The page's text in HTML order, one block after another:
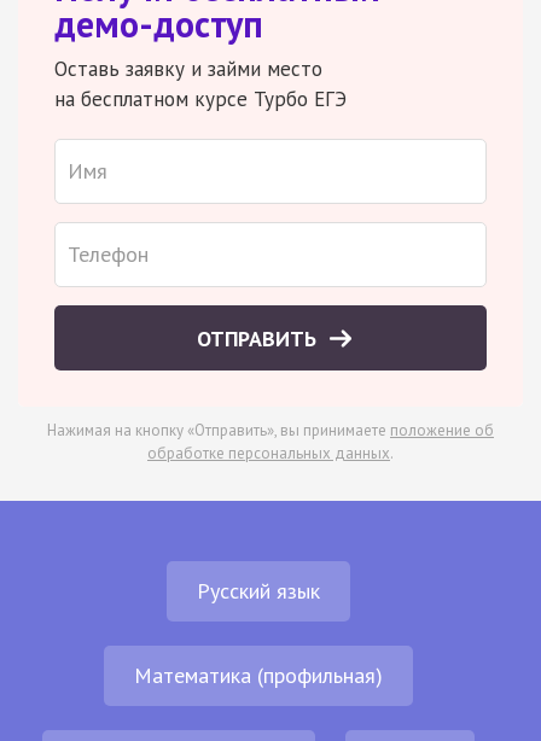
демо-доступ
Оставь заявку и займи место
на бесплатном курсе Турбо ЕГЭ
ОТПРАВИТЬ
Нажимая на кнопку «Отправить», вы принимаете положение об
обработке персональных данных.
Русский язык
Математика (профильная)